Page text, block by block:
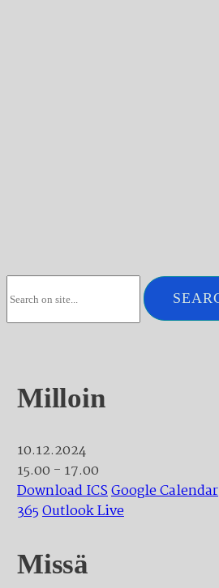
Milloin
10.12.2024
15.00 - 17.00
Download ICSGoogle Calendar
365Outlook Live
Missä